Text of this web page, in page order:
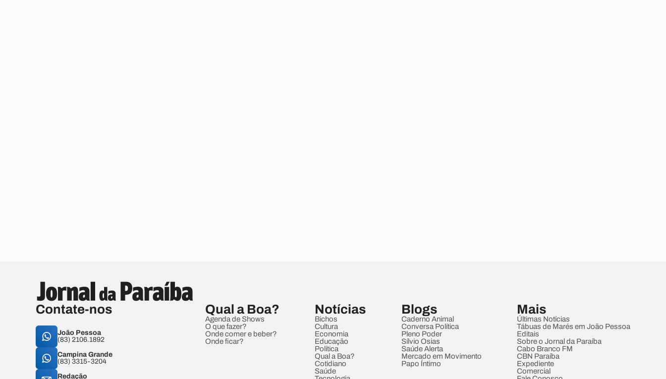
Contate-nos
João Pessoa
(83) 2106.1892
Campina Grande
(83) 3315-3204
Redação
Qual a Boa?
Agenda de Shows
O que fazer?
Onde comer e beber?
Onde ficar?
Notícias
Bichos
Cultura
Economia
Educação
Política
Qual a Boa?
Cotidiano
Saúde
Blogs
Caderno Animal
Conversa Política
Pleno Poder
Sílvio Osias
Saúde Alerta
Mercado em Movimento
Papo Íntimo
Mais
Últimas Notícias
Tábuas de Marés em João Pessoa
Editais
Sobre o Jornal da Paraíba
Cabo Branco FM
CBN Paraíba
Expediente
Comercial